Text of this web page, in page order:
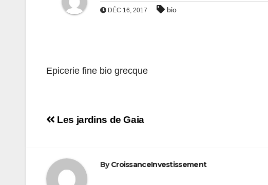
DÉC 16, 2017 bio
Epicerie fine bio grecque
Navigation
l’article
Les jardins de Gaia
ByCroissanceInvestissement